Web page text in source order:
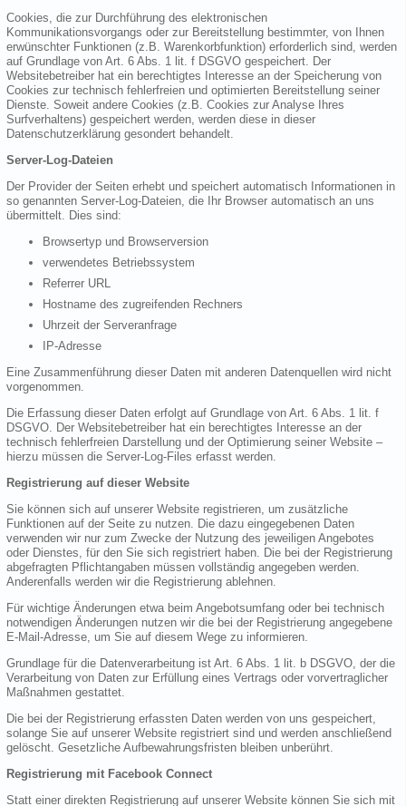
Cookies, die zur Durchführung des elektronischen
Kommunikationsvorgangs oder zur Bereitstellung bestimmter, von Ihnen
erwünschter Funktionen (z.B. Warenkorbfunktion) erforderlich sind, werden
auf Grundlage von Art. 6 Abs. 1 lit. f DSGVO gespeichert. Der
Websitebetreiber hat ein berechtigtes Interesse an der Speicherung von
Cookies zur technisch fehlerfreien und optimierten Bereitstellung seiner
Dienste. Soweit andere Cookies (z.B. Cookies zur Analyse Ihres
Surfverhaltens) gespeichert werden, werden diese in dieser
Datenschutzerklärung gesondert behandelt.
Server-Log-Dateien
Der Provider der Seiten erhebt und speichert automatisch Informationen in
so genannten Server-Log-Dateien, die Ihr Browser automatisch an uns
übermittelt. Dies sind:
Browsertyp und Browserversion
verwendetes Betriebssystem
Referrer URL
Hostname des zugreifenden Rechners
Uhrzeit der Serveranfrage
IP-Adresse
Eine Zusammenführung dieser Daten mit anderen Datenquellen wird nicht
vorgenommen.
Die Erfassung dieser Daten erfolgt auf Grundlage von Art. 6 Abs. 1 lit. f
DSGVO. Der Websitebetreiber hat ein berechtigtes Interesse an der
technisch fehlerfreien Darstellung und der Optimierung seiner Website –
hierzu müssen die Server-Log-Files erfasst werden.
Registrierung auf dieser Website
Sie können sich auf unserer Website registrieren, um zusätzliche
Funktionen auf der Seite zu nutzen. Die dazu eingegebenen Daten
verwenden wir nur zum Zwecke der Nutzung des jeweiligen Angebotes
oder Dienstes, für den Sie sich registriert haben. Die bei der Registrierung
abgefragten Pflichtangaben müssen vollständig angegeben werden.
Anderenfalls werden wir die Registrierung ablehnen.
Für wichtige Änderungen etwa beim Angebotsumfang oder bei technisch
notwendigen Änderungen nutzen wir die bei der Registrierung angegebene
E-Mail-Adresse, um Sie auf diesem Wege zu informieren.
Grundlage für die Datenverarbeitung ist Art. 6 Abs. 1 lit. b DSGVO, der die
Verarbeitung von Daten zur Erfüllung eines Vertrags oder vorvertraglicher
Maßnahmen gestattet.
Die bei der Registrierung erfassten Daten werden von uns gespeichert,
solange Sie auf unserer Website registriert sind und werden anschließend
gelöscht. Gesetzliche Aufbewahrungsfristen bleiben unberührt.
Registrierung mit Facebook Connect
Statt einer direkten Registrierung auf unserer Website können Sie sich mit